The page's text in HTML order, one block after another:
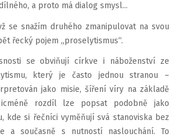
a proto má dialog smysl...
se snažím druhého zmanipulovat na svou
řecký pojem „proselytismus“.
se obviňují církve i náboženství ze
který je často jednou stranou –
jako misie, šíření víry na základě
rozdíl lze popsat podobně jako
kde si řečníci vyměňují svá stanoviska bez
a současně s nutností naslouchání. To